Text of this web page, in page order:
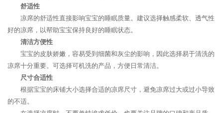
舒适性
凉席的舒适性直接影响宝宝的睡眠质量。建议选择触感柔软、透气性
好的凉席，以帮助宝宝保持良好的睡眠状态。
清洁方便性
宝宝的皮肤娇嫩，容易受到细菌和灰尘的影响，因此选择易于清洗的
凉席十分重要。可选择可机洗的产品，方便日常清洁。
尺寸合适性
根据宝宝的床铺大小选择合适的凉席尺寸，避免凉席过大或过小导致
的不适。